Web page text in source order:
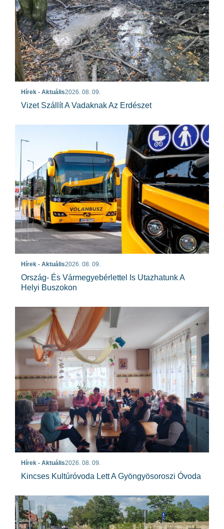
Hírek - Aktuális2026. 08. 09.
Vizet Szállít A Vadaknak Az Erdészet
Hírek - Aktuális2026. 08. 09.
Ország- És Vármegyebérlettel Is Utazhatunk A
Helyi Buszokon
Hírek - Aktuális2026. 08. 09.
Kincses Kultúróvoda Lett A Gyöngyösoroszi Óvoda